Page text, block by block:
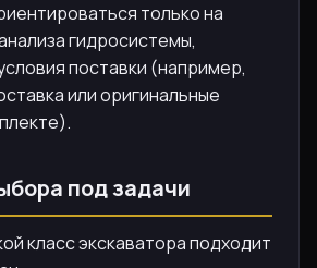
только на
гидросистемы,
поставки (например,
или оригинальные
под задачи
класс экскаватора подходит